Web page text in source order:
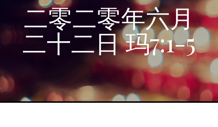
二零二零年六月
二十二日 玛7:1-5